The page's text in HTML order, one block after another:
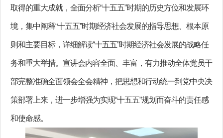
取得的重大成就，全面分析“十五五”时期的历史方位和发展环
境，集中阐释“十五五”时期经济社会发展的指导思想、根本原
则和主要目标，详细解读“十五五”时期经济社会发展的战略任
务和重大举措。宣讲会内容全面、丰富，有力推动全体党员干
部完整准确全面领会全会精神，把思想和行动统一到党中央决
策部署上来，进一步增强为实现“十五五”规划而奋斗的责任感
和使命感。